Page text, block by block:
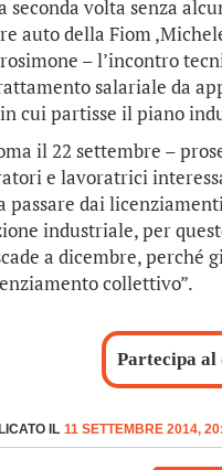
seconda volta senza
auto della Fiom
– l’incontro
salariale da
cui partisse il piano
il 22 settembre –
e lavoratrici
passare dai
industriale, per
a dicembre, perché
collettivo”.
Partecipa
IL 11 SETTEMBRE 2014,